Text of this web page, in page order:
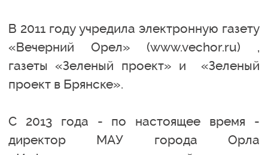
В 2011 году учредила электронную газету
«Вечерний Орел» (www.vechor.ru) ,
газеты «Зеленый проект» и «Зеленый
проект в Брянске».
С 2013 года - по настоящее время -
директор МАУ города Орла